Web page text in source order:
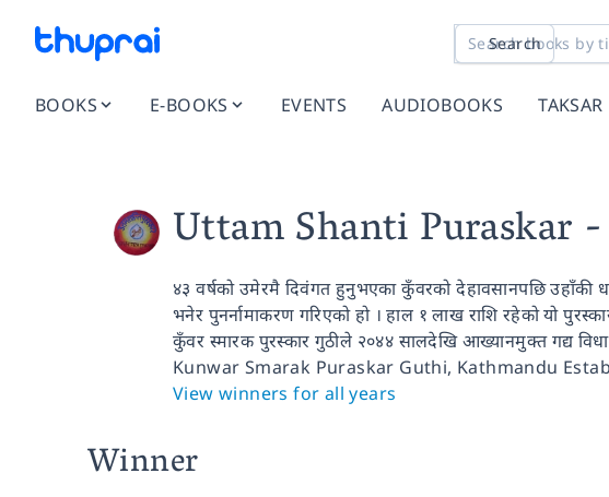
Search
BOOKS E-BOOKS EVENTS AUDIOBOOKS TAKSAR
Uttam Shanti Puraskar
४३ वर्षको उमेरमै दिवंगत हुनुभएका कुँवरको देहावसानपछि उहाँकी
भनेर पुनर्नामाकरण गरिएको हो । हाल १ लाख राशि रहेको यो
कुँवर स्मारक पुरस्कार गुठीले २०४४ सालदेखि आख्यानमुक्त गद्य
Kunwar Smarak Puraskar Guthi, Kathmandu
View winners for all years
Winner